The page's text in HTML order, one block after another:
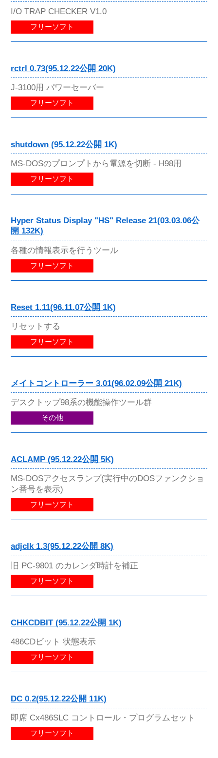
I/O TRAP CHECKER V1.0
フリーソフト
rctrl 0.73(95.12.22公開 20K)
J-3100用 パワーセーバー
フリーソフト
shutdown (95.12.22公開 1K)
MS-DOSのプロンプトから電源を切断 - H98用
フリーソフト
Hyper Status Display "HS" Release 21(03.03.06公
開 132K)
各種の情報表示を行うツール
フリーソフト
Reset 1.11(96.11.07公開 1K)
リセットする
フリーソフト
メイトコントローラー 3.01(96.02.09公開 21K)
デスクトップ98系の機能操作ツール群
その他
ACLAMP (95.12.22公開 5K)
MS-DOSアクセスランプ(実行中のDOSファンクショ
ン番号を表示)
フリーソフト
adjclk 1.3(95.12.22公開 8K)
旧 PC-9801 のカレンダ時計を補正
フリーソフト
CHKCDBIT (95.12.22公開 1K)
486CDビット 状態表示
フリーソフト
DC 0.2(95.12.22公開 11K)
即席 Cx486SLC コントロール・プログラムセット
フリーソフト